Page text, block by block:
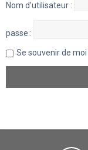
Nom d’utilisateur :
passe :
Se souvenir de moi